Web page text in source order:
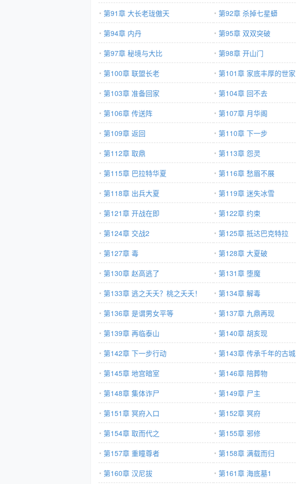
第91章 大长老珑傲天
第92章 杀掉七星蟒
第94章 内丹
第95章 双双突破
第97章 秘境与大比
第98章 开山门
第100章 联盟长老
第101章 家底丰厚的世家
第103章 准备回家
第104章 回不去
第106章 传送阵
第107章 月华阁
第109章 返回
第110章 下一步
第112章 取鼎
第113章 怨灵
第115章 巴拉特华夏
第116章 愁眉不展
第118章 出兵大夏
第119章 迷失冰雪
第121章 开战在即
第122章 约束
第124章 交战2
第125章 抵达巴克特拉
第127章 毒
第128章 大夏破
第130章 赵高逃了
第131章 堕魔
第133章 逃之夭夭？桃之夭夭！
第134章 解毒
第136章 是谓男女平等
第137章 九鼎再现
第139章 再临泰山
第140章 胡亥现
第142章 下一步行动
第143章 传承千年的古城
第145章 地宫暗室
第146章 陪葬物
第148章 集体诈尸
第149章 尸主
第151章 冥府入口
第152章 冥府
第154章 取而代之
第155章 邪修
第157章 重瞳尊者
第158章 满载而归
第160章 汉尼拔
第161章 海底墓1